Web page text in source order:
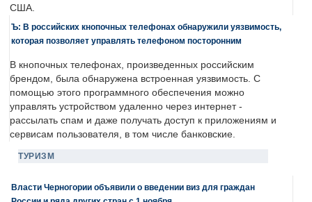
США.
Ъ: В российских кнопочных телефонах обнаружили уязвимость,
которая позволяет управлять телефоном посторонним
В кнопочных телефонах, произведенных российским
брендом, была обнаружена встроенная уязвимость. С
помощью этого программного обеспечения можно
управлять устройством удаленно через интернет -
рассылать спам и даже получать доступ к приложениям и
сервисам пользователя, в том числе банковские.
ТУРИЗМ
Власти Черногории объявили о введении виз для граждан